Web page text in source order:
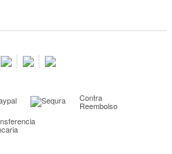
de fotos Contra
Reembolso